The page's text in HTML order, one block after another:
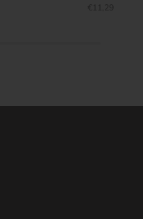
€11,29